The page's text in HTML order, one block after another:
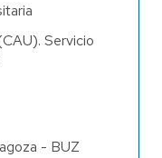
Servicio
- BUZ